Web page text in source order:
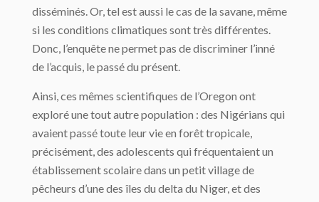
disséminés. Or, tel est aussi le cas de la savane, même
si les conditions climatiques sont très différentes.
Donc, l’enquête ne permet pas de discriminer l’inné
de l’acquis, le passé du présent.
Ainsi, ces mêmes scientifiques de l’Oregon ont
exploré une tout autre population : des Nigérians qui
avaient passé toute leur vie en forêt tropicale,
précisément, des adolescents qui fréquentaient un
établissement scolaire dans un petit village de
pêcheurs d’une des îles du delta du Niger, et des